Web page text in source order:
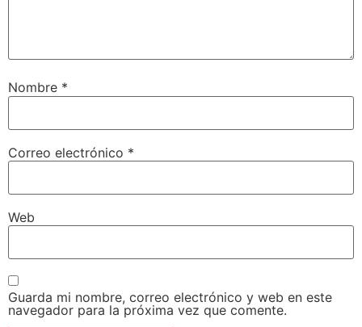
Nombre *
Correo electrónico *
Web
Guarda mi nombre, correo electrónico y web en este
navegador para la próxima vez que comente.